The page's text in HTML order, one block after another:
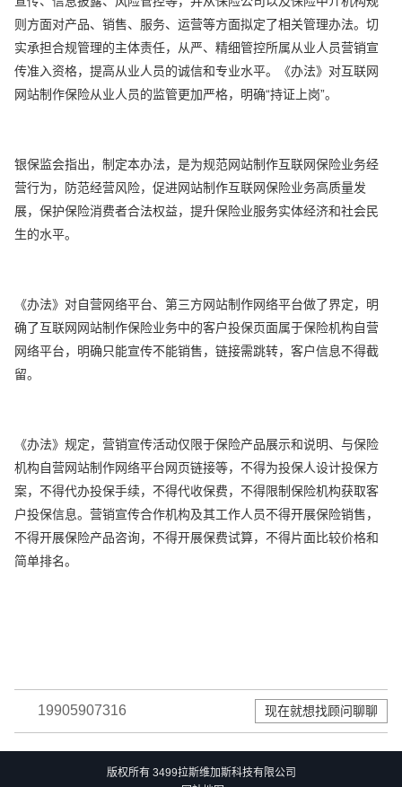
则方面对产品、销售、服务、运营等方面拟定了相关管理办法。切
实承担合规管理的主体责任，从严、精细管控所属从业人员营销宣
传准入资格，提高从业人员的诚信和专业水平。《办法》对互联网
网站制作保险从业人员的监管更加严格，明确“持证上岗”。
银保监会指出，制定本办法，是为规范网站制作互联网保险业务经
营行为，防范经营风险，促进网站制作互联网保险业务高质量发
展，保护保险消费者合法权益，提升保险业服务实体经济和社会民
生的水平。
《办法》对自营网络平台、第三方网站制作网络平台做了界定，明
确了互联网网站制作保险业务中的客户投保页面属于保险机构自营
网络平台，明确只能宣传不能销售，链接需跳转，客户信息不得截
留。
《办法》规定，营销宣传活动仅限于保险产品展示和说明、与保险
机构自营网站制作网络平台网页链接等，不得为投保人设计投保方
案，不得代办投保手续，不得代收保费，不得限制保险机构获取客
户投保信息。营销宣传合作机构及其工作人员不得开展保险销售，
不得开展保险产品咨询，不得开展保费试算，不得片面比较价格和
简单排名。
19905907316 现在就想找顾问聊聊
版权所有 3499拉斯维加斯科技有限公司